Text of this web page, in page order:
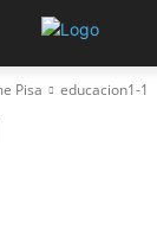
Pisa educacion1-1